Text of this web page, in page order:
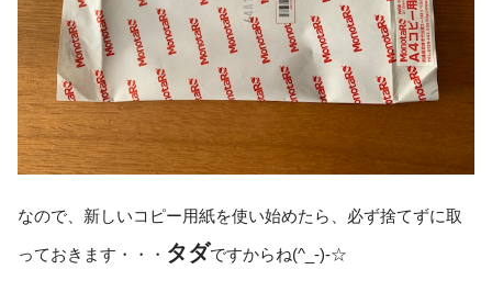
なので、新しいコピー用紙を使い始めたら、必ず捨てずに取
っておきます・・・ タダですからね(^_-)-☆